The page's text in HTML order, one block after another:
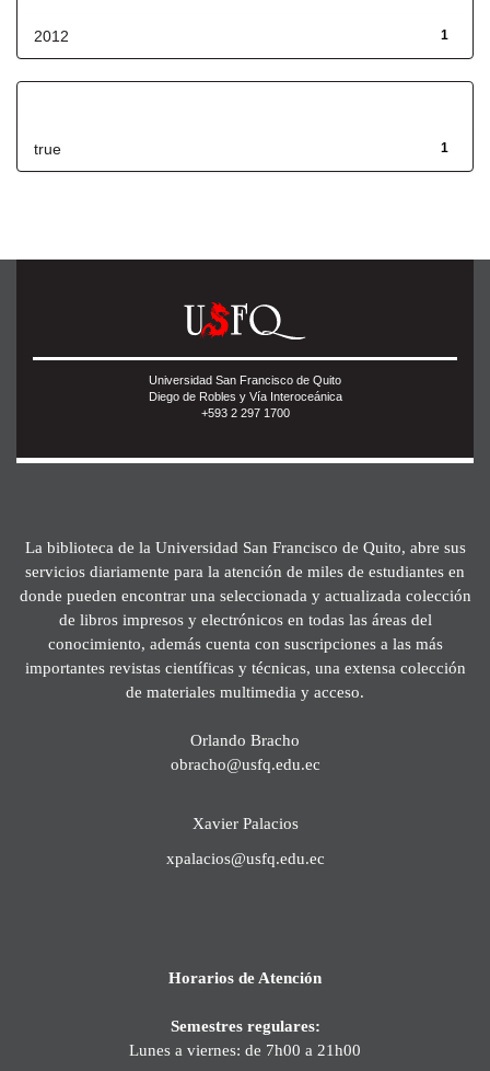
1
2012
1
true
Universidad San Francisco de Quito
Diego de Robles y Vía Interoceánica
+593 2 297 1700
La biblioteca de la Universidad San Francisco de Quito, abre sus
servicios diariamente para la atención de miles de estudiantes en
donde pueden encontrar una seleccionada y actualizada colección
de libros impresos y electrónicos en todas las áreas del
conocimiento, además cuenta con suscripciones a las más
importantes revistas científicas y técnicas, una extensa colección
de materiales multimedia y acceso.
Orlando Bracho
obracho@usfq.edu.ec
Xavier Palacios
xpalacios@usfq.edu.ec
Horarios de Atención
Semestres regulares:
Lunes a viernes: de 7h00 a 21h00